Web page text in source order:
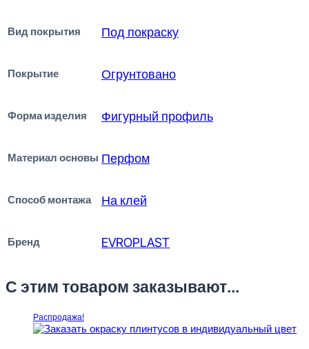
Вид покрытия Под покраску
Покрытие Огрунтовано
Форма изделия Фигурный профиль
Материал основы Перфом
Способ монтажа На клей
Бренд EVROPLAST
С этим товаром заказывают...
Распродажа!